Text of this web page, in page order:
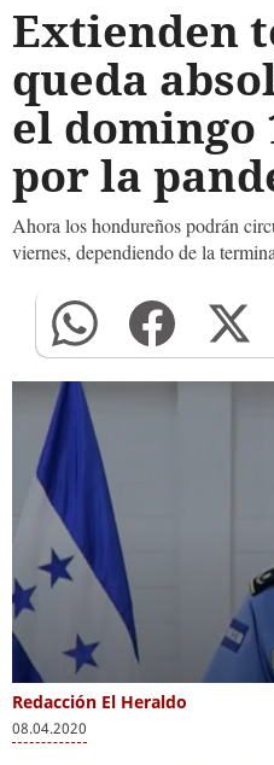
Extienden
queda
el domingo
por la
Ahora los hondureños podrán
viernes, dependiendo de la
seconds
seconds
Redacción El Heraldo
08.04.2020